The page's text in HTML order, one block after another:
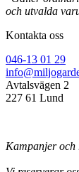
och utvalda
Kontakta oss
046-13 01 29
Avtalsvägen 2
227 61 Lund
Kampanjer och